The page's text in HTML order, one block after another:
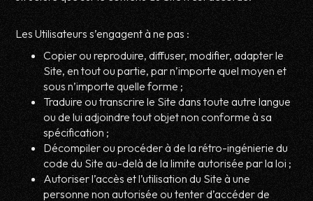
Les Utilisateurs s’engagent à ne pas :
Copier ou reproduire, diffuser, modifier, adapter le
Site, en tout ou partie, par n’importe quel moyen et
sous n’importe quelle forme ;
Traduire ou transcrire le Site dans toute autre langue
ou de lui adjoindre tout objet non conforme à sa
spécification ;
Décompiler ou procéder à de la rétro-ingénierie du
code du Site au-delà de la limite autorisée par la loi ;
Autoriser l’accès et l’utilisation du Site à une
personne non autorisée ou tenter d’accéder de